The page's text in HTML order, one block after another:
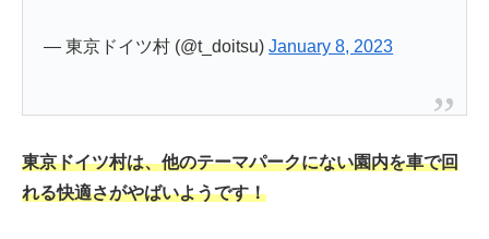
— 東京ドイツ村 (@t_doitsu)January 8, 2023
東京ドイツ村は、他のテーマパークにない園内を車で回
れる快適さがやばいようです！